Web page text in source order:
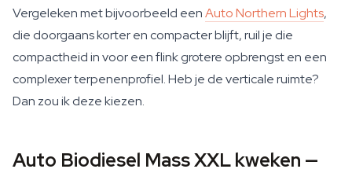
Vergeleken met bijvoorbeeld eenAuto Northern Lights,
die doorgaans korter en compacter blijft, ruil je die
compactheid in voor een flink grotere opbrengst en een
complexer terpenenprofiel. Heb je de verticale ruimte?
Dan zou ik deze kiezen.
Auto Biodiesel Mass XXL kweken —